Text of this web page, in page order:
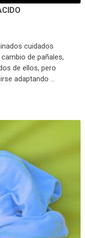
cuidados
de pañales,
de ellos, pero
adaptando …